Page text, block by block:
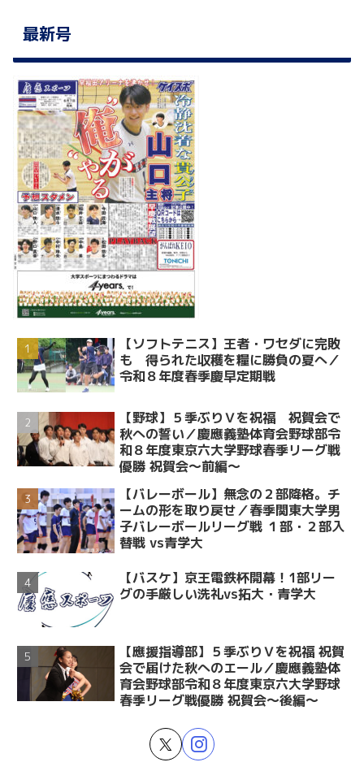
最新号
【ソフトテニス】王者・ワセダに完敗
も 得られた収穫を糧に勝負の夏へ／
令和８年度春季慶早定期戦
【野球】５季ぶりＶを祝福 祝賀会で
秋への誓い／慶應義塾体育会野球部令
和８年度東京六大学野球春季リーグ戦
優勝 祝賀会～前編～
【バレーボール】無念の２部降格。チ
ームの形を取り戻せ／春季関東大学男
子バレーボールリーグ戦 １部・２部入
替戦 vs青学大
【バスケ】京王電鉄杯開幕！1部リー
グの手厳しい洗礼vs拓大・青学大
【應援指導部】５季ぶりＶを祝福 祝賀
会で届けた秋へのエール／慶應義塾体
育会野球部令和８年度東京六大学野球
春季リーグ戦優勝 祝賀会～後編～